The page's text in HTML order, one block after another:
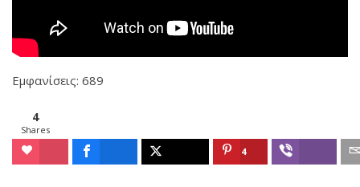
Εμφανίσεις: 689
4
Shares
4